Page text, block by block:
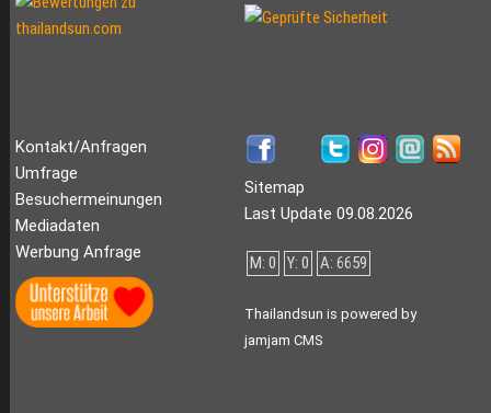
Kontakt/Anfragen
Umfrage
Besuchermeinungen
Mediadaten
Werbung Anfrage
Sitemap
Last Update 09.08.2026
M: 0 Y: 0 A: 6659
Thailandsun is powered by
jamjam CMS